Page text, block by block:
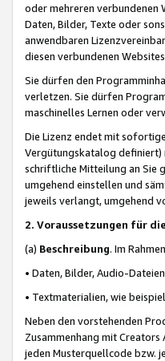
oder mehreren verbundenen
Daten, Bilder, Texte oder
anwendbaren
diesen verbundenen
Sie dürfen den
verletzen. Sie dürfen
maschinelles Lernen oder
Die Lizenz endet mit
Vergütungskatalog definiert)
schriftliche Mitteilung an Sie
umgehend einstellen und
jeweils verlangt, umgehend
2. Voraussetzungen für
(a) Beschreibung. Im
• Daten, Bilder, Audio-
• Textmaterialien, wie
Neben den vorstehenden
Zusammenhang mit
jeden Musterquellcode bzw.